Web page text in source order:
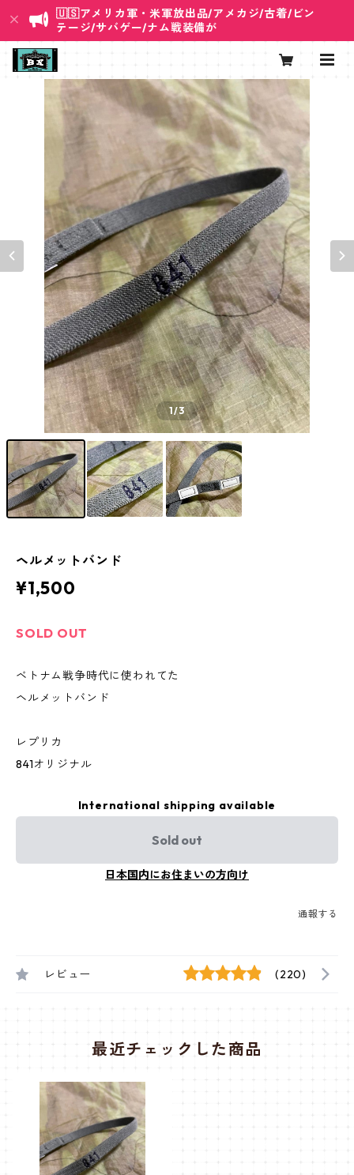
🇺🇸アメリカ軍・米軍放出品/アメカジ/古着/ビン
テージ/サバゲー/ナム戦装備が
1/3
ヘルメットバンド
¥1,500
SOLD OUT
ベトナム戦争時代に使われてた
ヘルメットバンド
レプリカ
841オリジナル
International shipping available
Sold out
日本国内にお住まいの方向け
通報する
レビュー (220)
最近チェックした商品